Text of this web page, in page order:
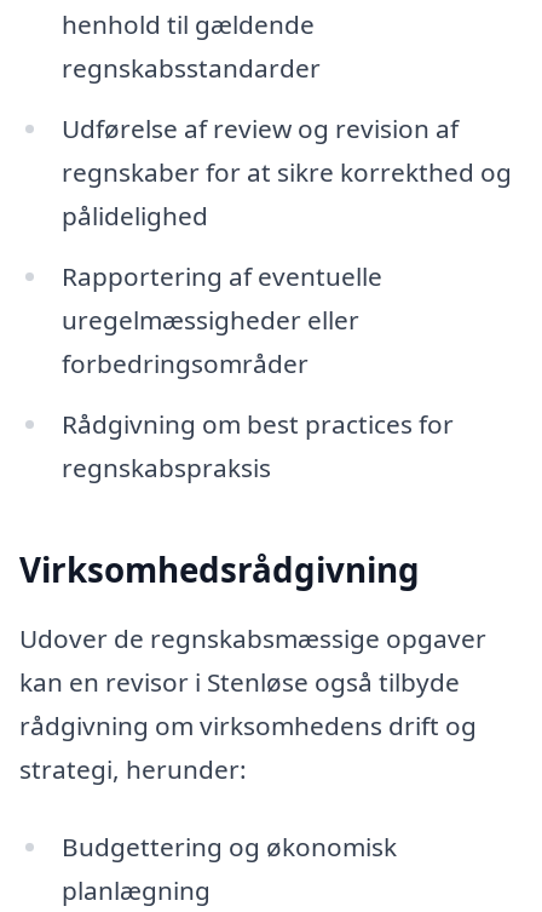
henhold til gældende
regnskabsstandarder
Udførelse af review og revision af
regnskaber for at sikre korrekthed og
pålidelighed
Rapportering af eventuelle
uregelmæssigheder eller
forbedringsområder
Rådgivning om best practices for
regnskabspraksis
Virksomhedsrådgivning
Udover de regnskabsmæssige opgaver
kan en revisor i Stenløse også tilbyde
rådgivning om virksomhedens drift og
strategi, herunder:
Budgettering og økonomisk
planlægning